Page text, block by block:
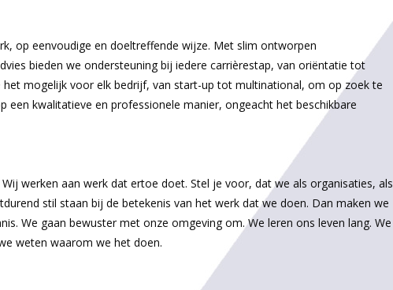
op eenvoudige en doeltreffende wijze. Met slim ontworpen
bieden we ondersteuning bij iedere carrièrestap, van oriëntatie tot
het mogelijk voor elk bedrijf, van start-up tot multinational, om op zoek te
een kwalitatieve en professionele manier, ongeacht het beschikbare
werken aan werk dat ertoe doet. Stel je voor, dat we als organisaties, als
stil staan bij de betekenis van het werk dat we doen. Dan maken we
We gaan bewuster met onze omgeving om. We leren ons leven lang. We
weten waarom we het doen.